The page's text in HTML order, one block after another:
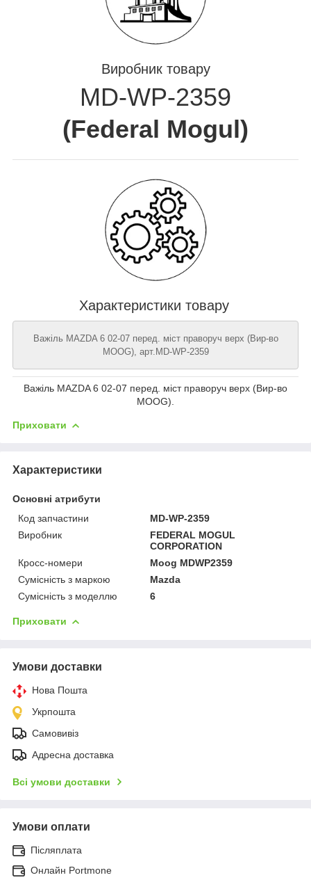
Виробник товару
MD-WP-2359
(Federal Mogul)
Характеристики товару
Важіль MAZDA 6 02-07 перед. міст праворуч верх (Вир-во
MOOG), арт.MD-WP-2359
Важіль MAZDA 6 02-07 перед. міст праворуч верх (Вир-во
MOOG).
Приховати
Характеристики
Основні атрибути
Код запчастини
MD-WP-2359
Виробник
FEDERAL MOGUL
CORPORATION
Кросс-номери
Moog MDWP2359
Сумісність з маркою
Mazda
Сумісність з моделлю
6
Приховати
Умови доставки
Нова Пошта
Укрпошта
Самовивіз
Адресна доставка
Всі умови доставки
Умови оплати
Післяплата
Онлайн Portmone